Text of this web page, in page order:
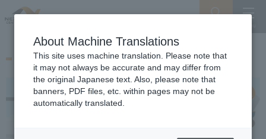
로마자 시설 명칭 검색
About Machine Translations
This site uses machine translation. Please note that
it may not always be accurate and may differ from
the original Japanese text. Also, please note that
banners, PDF files, etc. within pages may not be
automatically translated.